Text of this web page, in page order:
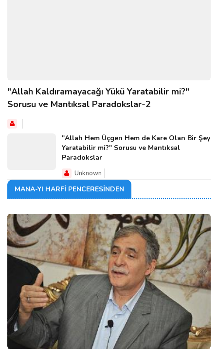
"Allah Kaldıramayacağı Yükü Yaratabilir mi?"
Sorusu ve Mantıksal Paradokslar-2
"Allah Hem Üçgen Hem de Kare Olan Bir Şey
Yaratabilir mi?" Sorusu ve Mantıksal
Paradokslar
Unknown
MANA-YI HARFI PENCERESINDEN